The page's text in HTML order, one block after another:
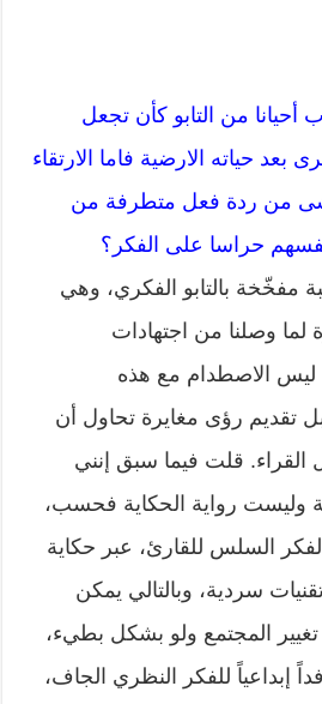
من التابو كأن تجعل
بعد حياته الارضية فاما الارتقاء
من ردة فعل متطرفة من
حراسا على الفكر؟
مفخّخة بالتابو الفكري، وهي
وصلنا من اجتهادات
ليس الاصطدام مع هذه
تقديم رؤى مغايرة تحاول أن
القراء. قلت فيما سبق إنني
وليست رواية الحكاية فحسب،
السلس للقارئ، عبر حكاية
سردية، وبالتالي يمكن
المجتمع ولو بشكل بطيء،
إبداعياً للفكر النظري الجاف،